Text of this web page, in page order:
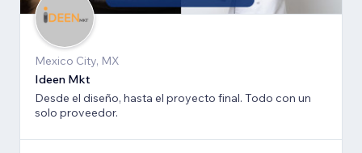
Mexico City, MX
Ideen Mkt
Desde el diseño, hasta el proyecto final. Todo con un
solo proveedor.